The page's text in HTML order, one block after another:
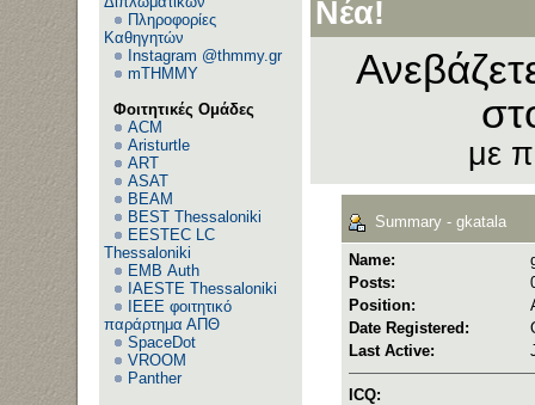
Πληροφορίες
Καθηγητών
Instagram @thmmy.gr
mTHMMY
Φοιτητικές Ομάδες
ACM
Aristurtle
ART
ASAT
BEAM
BEST Thessaloniki
EESTEC LC
Thessaloniki
EΜΒ Auth
IAESTE Thessaloniki
IEEE φοιτητικό
παράρτημα ΑΠΘ
SpaceDot
VROOM
Panther
Νέα!
με
Summary - gkatala
Name:
Posts:
Position:
Date Registered:
Last Active:
ICQ: